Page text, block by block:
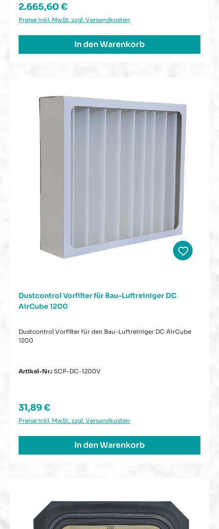
Regulärer Preis:
2.665,60 €
Preise inkl. MwSt. zzgl. Versandkosten
In den Warenkorb
Dustcontrol Vorfilter für Bau-Luftreiniger DC
AirCube 1200
Dustcontrol Vorfilter für den Bau-Luftreiniger DC AirCube
1200
Artikel-Nr.: SCP-DC-1200V
Regulärer Preis:
31,89 €
Preise inkl. MwSt. zzgl. Versandkosten
In den Warenkorb